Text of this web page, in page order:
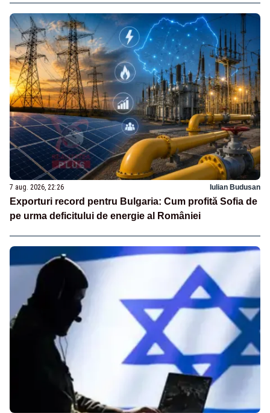
7 aug. 2026, 22:26 Iulian Budusan
Exporturi record pentru Bulgaria: Cum profită Sofia de
pe urma deficitului de energie al României